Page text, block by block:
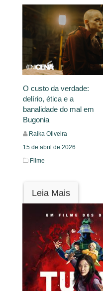
O custo da verdade:
delírio, ética e a
banalidade do mal em
Bugonia
Raika Oliveira
15 de abril de 2026
Filme
Leia Mais